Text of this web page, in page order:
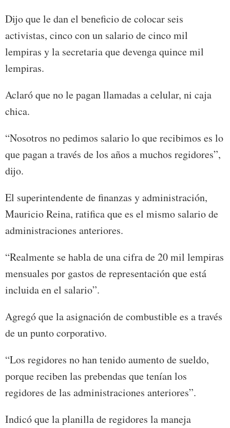
Dijo que le dan el beneficio de colocar seis
activistas, cinco con un salario de cinco mil
lempiras y la secretaria que devenga quince mil
lempiras.
Aclaró que no le pagan llamadas a celular, ni caja
chica.
“Nosotros no pedimos salario lo que recibimos es lo
que pagan a través de los años a muchos regidores”,
dijo.
El superintendente de finanzas y administración,
Mauricio Reina, ratifica que es el mismo salario de
administraciones anteriores.
“Realmente se habla de una cifra de 20 mil lempiras
mensuales por gastos de representación que está
incluida en el salario”.
Agregó que la asignación de combustible es a través
de un punto corporativo.
“Los regidores no han tenido aumento de sueldo,
porque reciben las prebendas que tenían los
regidores de las administraciones anteriores”.
Indicó que la planilla de regidores la maneja